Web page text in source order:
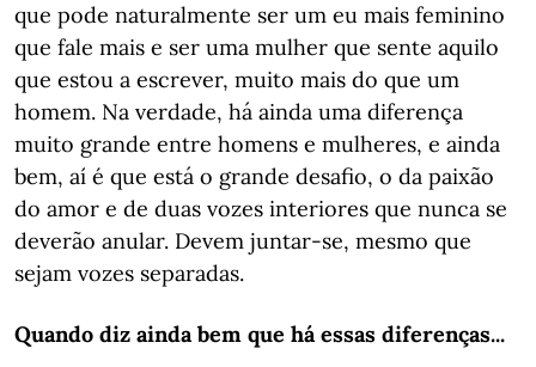
que pode naturalmente ser um eu mais feminino
que fale mais e ser uma mulher que sente aquilo
que estou a escrever, muito mais do que um
homem. Na verdade, há ainda uma diferença
muito grande entre homens e mulheres, e ainda
bem, aí é que está o grande desafio, o da paixão
do amor e de duas vozes interiores que nunca se
deverão anular. Devem juntar-se, mesmo que
sejam vozes separadas.
Quando diz ainda bem que há essas diferenças...